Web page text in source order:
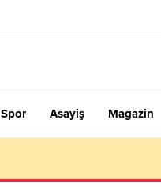
Spor Asayiş Magazin